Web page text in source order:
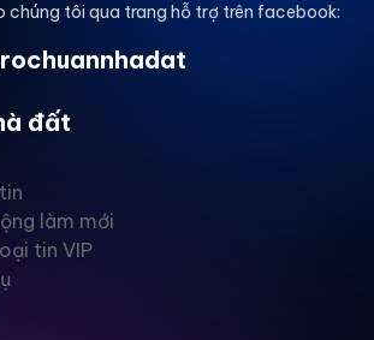
chúng tôi qua trang hỗ trợ trên facebook:
đất
làm mới
tin VIP